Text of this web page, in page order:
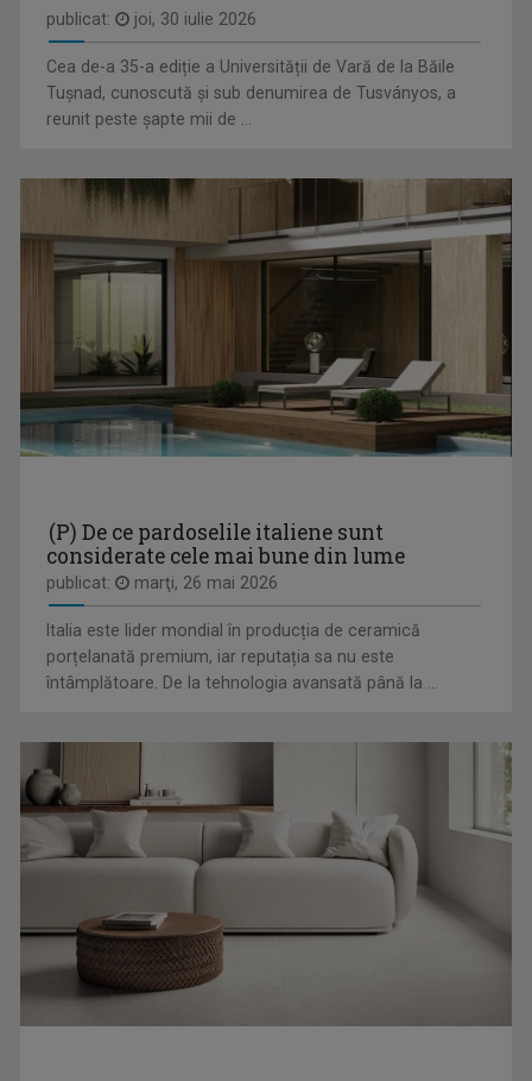
SÍPSZÓ UTÁN / DUPĂ FLUIERUL FINAL
Emisiunea îşi propune să trateze unul sau mai ...
DEUTSCHE STUNDE / EMISIUNE ÎN LIMBA GERMANĂ
RAFINAMENT PLUS
Emisiune realizată de Coralia Ioana Matea, ...
CLAUDIA ZĂTREANU
Face parte din echipa TVR Tg. Mureș încă de la ...
SZOMBATFALVI KATALIN
Jurnalist de televiziune în cadrul Studioul ...
KRISZTINA MOLNÁR
Jurnalistă de 20 de ani. Prima dragoste a fost ...
publicat: joi, 30 iulie 2026
Cea de-a 35-a ediție a Universității de Vară de la Băile
Tușnad, cunoscută și sub denumirea de Tusványos, a
reunit peste șapte mii de ...
(P) De ce pardoselile italiene sunt
considerate cele mai bune din lume
publicat: marţi, 26 mai 2026
Italia este lider mondial în producția de ceramică
porțelanată premium, iar reputația sa nu este
întâmplătoare. De la tehnologia avansată până la ...